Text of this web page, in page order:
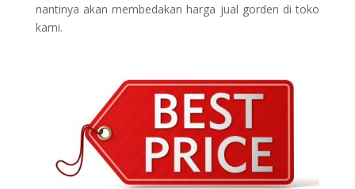
nantinya akan membedakan harga jual gorden di toko
kami.